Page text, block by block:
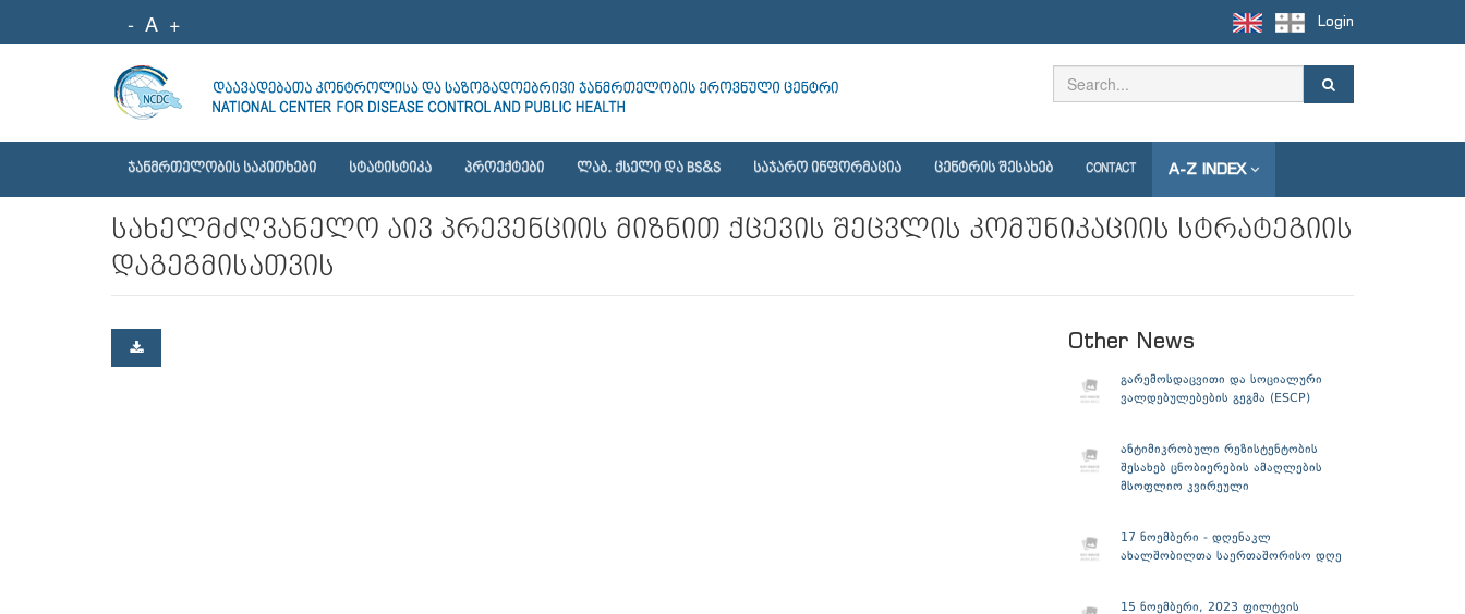
- A + Login
ᲯᲐᲜᲛᲠᲗᲔᲚᲝᲑᲘᲡ ᲡᲐᲙᲘᲗᲮᲔᲑᲘ ᲡᲢᲐᲢᲘᲡᲢᲘᲙᲐ ᲞᲠᲝᲔᲥᲢᲔᲑᲘ ᲚᲐᲑ. ᲥᲡᲔᲚᲘ ᲓᲐ BS&S ᲡᲐᲯᲐᲠᲝ ᲘᲜᲤᲝᲠᲛᲐᲪᲘᲐ ᲪᲔᲜᲢᲠᲘᲡ ᲨᲔᲡᲐᲮᲔᲑ CONTACT A-Z INDEX
სახელმძღვანელო აივ პრევენციის მიზნით ქცევის შეცვლის კომუნიკაციის სტრატეგიის
დაგეგმისათვის
Other News
გარემოსდაცვითი და სოციალური
ვალდებულებების გეგმა (ESCP)
ანტიმიკრობული რეზისტენტობის
შესახებ ცნობიერების ამაღლების
მსოფლიო კვირეული
17 ნოემბერი - დღენაკლ
ახალშობილთა საერთაშორისო დღე
15 ნოემბერი, 2023 ფილტვის